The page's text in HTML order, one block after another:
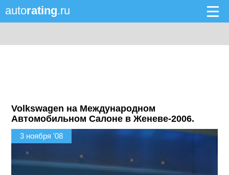
autorating.ru
Volkswagen на Международном
Автомобильном Салоне в Женеве-2006.
3 ноября '08